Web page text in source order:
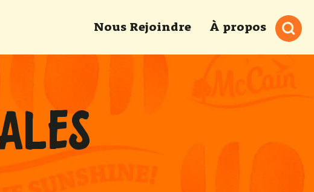
Nous Rejoindre À propos